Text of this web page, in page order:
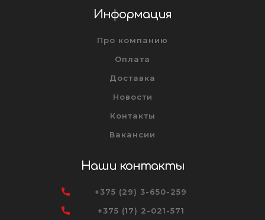
Информация
Про компанию
Оплата
Доставка
Новости
Контакты
Вакансии
Наши контакты
+375 (29) 3-650-259
+375 (17) 2-021-571